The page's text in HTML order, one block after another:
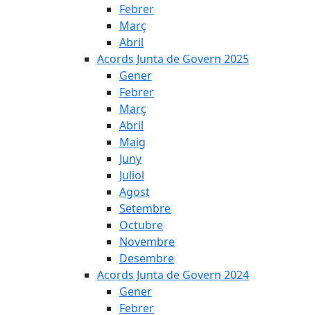
Febrer
Març
Abril
Acords Junta de Govern 2025
Gener
Febrer
Març
Abril
Maig
Juny
Juliol
Agost
Setembre
Octubre
Novembre
Desembre
Acords Junta de Govern 2024
Gener
Febrer